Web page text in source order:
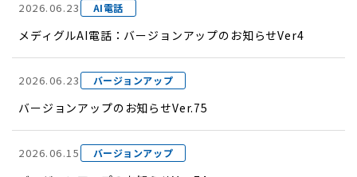
2026.06.23 AI電話
メディグルAI電話：バージョンアップのお知らせVer4
2026.06.23 バージョンアップ
バージョンアップのお知らせVer.75
2026.06.15 バージョンアップ